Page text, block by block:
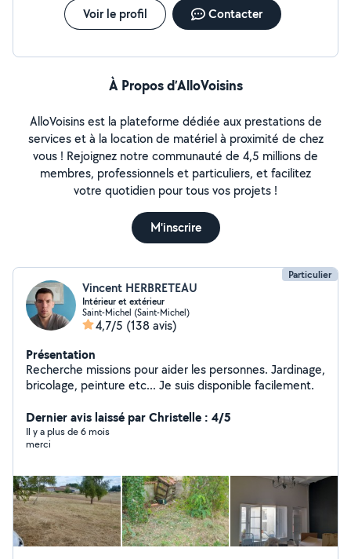
Voir le profil Contacter
À Propos d’AlloVoisins
AlloVoisins est la plateforme dédiée aux prestations de
services et à la location de matériel à proximité de chez
vous ! Rejoignez notre communauté de 4,5 millions de
membres, professionnels et particuliers, et facilitez
votre quotidien pour tous vos projets !
M'inscrire
Particulier
Vincent HERBRETEAU
Intérieur et extérieur
Saint-Michel (Saint-Michel)
4,7/5 (138 avis)
Présentation
Recherche missions pour aider les personnes. Jardinage,
bricolage, peinture etc... Je suis disponible facilement.
Dernier avis laissé par Christelle : 4/5
Il y a plus de 6 mois
merci